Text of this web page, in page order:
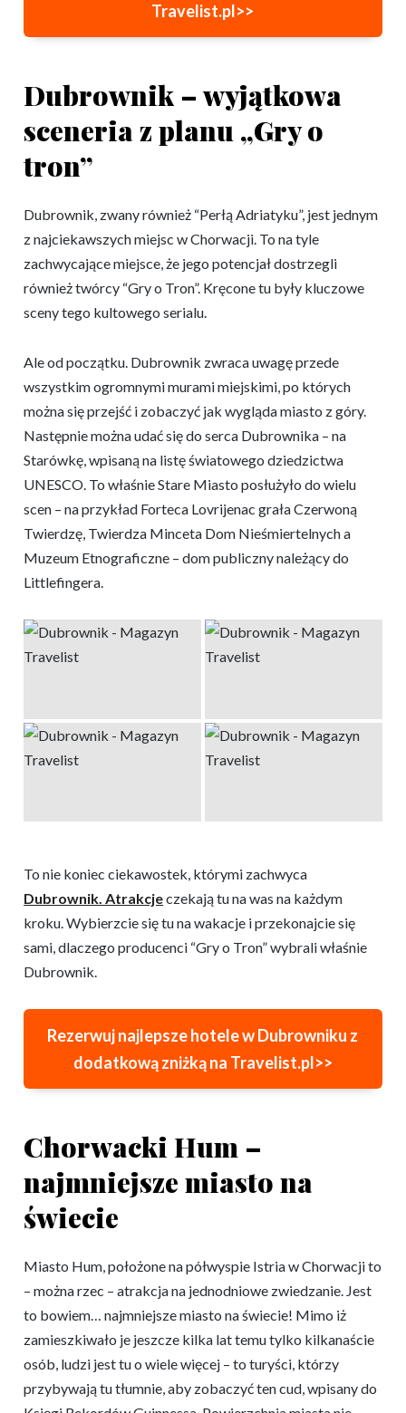
Travelist.pl>>
Dubrownik – wyjątkowa
sceneria z planu „Gry o
tron”
Dubrownik, zwany również “Perłą Adriatyku”, jest jednym
z najciekawszych miejsc w Chorwacji. To na tyle
zachwycające miejsce, że jego potencjał dostrzegli
również twórcy “Gry o Tron”. Kręcone tu były kluczowe
sceny tego kultowego serialu.
Ale od początku. Dubrownik zwraca uwagę przede
wszystkim ogromnymi murami miejskimi, po których
można się przejść i zobaczyć jak wygląda miasto z góry.
Następnie można udać się do serca Dubrownika – na
Starówkę, wpisaną na listę światowego dziedzictwa
UNESCO. To właśnie Stare Miasto posłużyło do wielu
scen – na przykład Forteca Lovrijenac grała Czerwoną
Twierdzę, Twierdza Minceta Dom Nieśmiertelnych a
Muzeum Etnograficzne – dom publiczny należący do
Littlefingera.
To nie koniec ciekawostek, którymi zachwyca
Dubrownik. Atrakcjeczekają tu na was na każdym
kroku. Wybierzcie się tu na wakacje i przekonajcie się
sami, dlaczego producenci “Gry o Tron” wybrali właśnie
Dubrownik.
Rezerwuj najlepsze hotele w Dubrowniku z
dodatkową zniżką na Travelist.pl>>
Chorwacki Hum –
najmniejsze miasto na
świecie
Miasto Hum, położone na półwyspie Istria w Chorwacji to
– można rzec – atrakcja na jednodniowe zwiedzanie. Jest
to bowiem… najmniejsze miasto na świecie! Mimo iż
zamieszkiwało je jeszcze kilka lat temu tylko kilkanaście
osób, ludzi jest tu o wiele więcej – to turyści, którzy
przybywają tu tłumnie, aby zobaczyć ten cud, wpisany do